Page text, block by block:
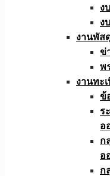
ง
ง
งานพัส
ข่
พ
งานทะ
ข้
ร
อ
ก
อ
ก